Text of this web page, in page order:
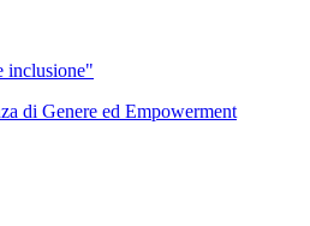
inclusione"
di Genere ed Empowerment